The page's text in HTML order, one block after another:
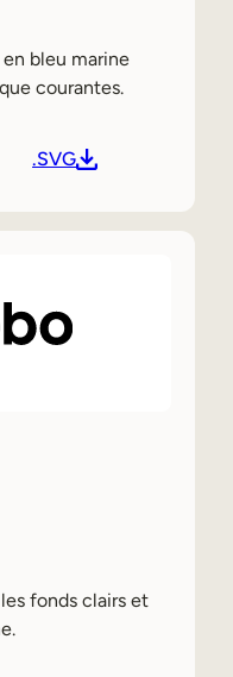
bleu marine
courantes.
.SVG
fonds clairs et